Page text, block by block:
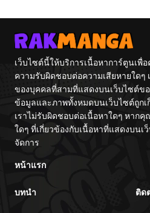
จักรพรรดิเทพด
ผงาดเหนือชาติภพ
เว็บไซต์นี้ให้บริการเนื้อหาการ์ตูนเพื่
ความรับผิดชอบต่อความเสียหายใด
ของบุคคลที่สามที่แสดงบนเว็บไซต์ขอ
ข้อมูลและภาพทั้งหมดบนเว็บไซต์ถูกเ
เราไม่รับผิดชอบต่อเนื้อหาใดๆ หา
ใดๆ ที่เกี่ยวข้องกับเนื้อหาที่แสดงบนเ
จัดการ
หน้าแรก
บทนำ ติด